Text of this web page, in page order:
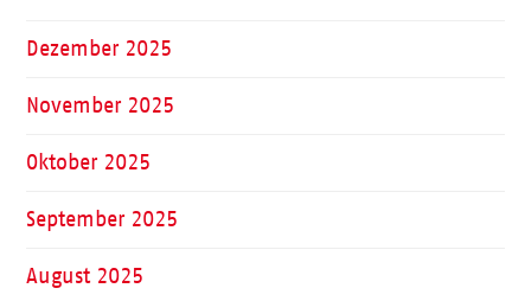
Dezember 2025
November 2025
Oktober 2025
September 2025
August 2025